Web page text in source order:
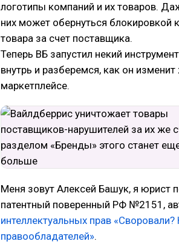
логотипы компаний и их товаров.
них может обернуться блокировкой
товара за счет поставщика.
Теперь ВБ запустил некий
внутрь и разберемся, как он
маркетплейсе.
Меня зовут Алексей Башук, я юрист
патентный поверенный РФ №2151,
интеллектуальных прав
правообладателей».